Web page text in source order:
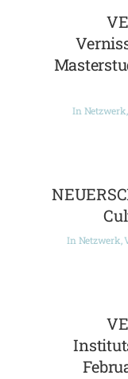
In Netzwerk
In Netzwerk,